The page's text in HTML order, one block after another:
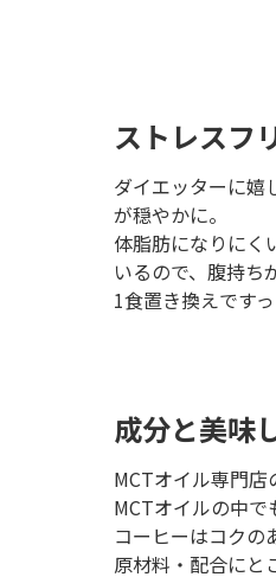
ストレスフ
ダイエッターに嬉
が穏やかに。
体脂肪になりにく
いるので、腹持ち
1食置き換えです
成分と美味
MCTオイル専門店
MCTオイルの中で
コーヒーはコクの
原材料・配合にと